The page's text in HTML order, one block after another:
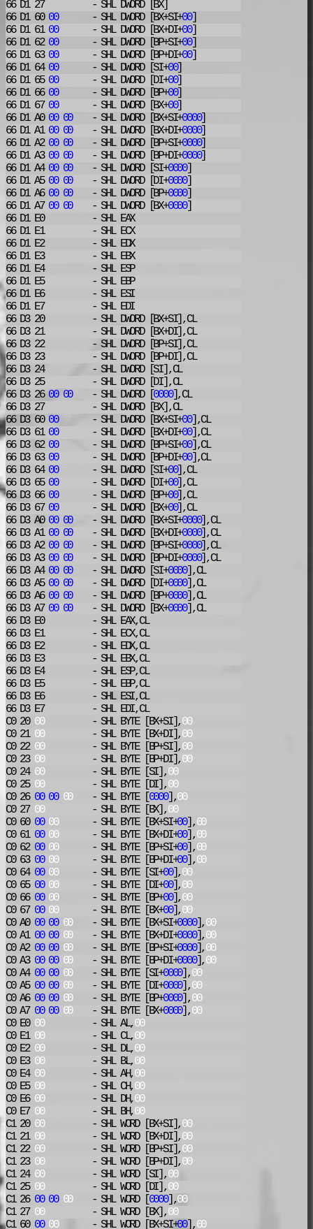
66 D1 27
- SHLDWORD [BX]
66 D1 60 00 - SHLDWORD [BX+SI+00]
66 D1 61 00 - SHLDWORD [BX+DI+00]
66 D1 62 00 - SHLDWORD [BP+SI+00]
66 D1 63 00 - SHLDWORD [BP+DI+00]
66 D1 64 00 - SHLDWORD [SI+00]
66 D1 65 00 - SHLDWORD [DI+00]
66 D1 66 00 - SHLDWORD [BP+00]
66 D1 67 00 - SHLDWORD [BX+00]
66 D1 A0 00 00 - SHLDWORD [BX+SI+0000]
66 D1 A1 00 00 - SHLDWORD [BX+DI+0000]
66 D1 A2 00 00 - SHLDWORD [BP+SI+0000]
66 D1 A3 00 00 - SHLDWORD [BP+DI+0000]
66 D1 A4 00 00 - SHLDWORD [SI+0000]
66 D1 A5 00 00 - SHLDWORD [DI+0000]
66 D1 A6 00 00 - SHLDWORD [BP+0000]
66 D1 A7 00 00 - SHLDWORD [BX+0000]
66 D1 E0
- SHLEAX
66 D1 E1
- SHLECX
66 D1 E2
- SHLEDX
66 D1 E3
- SHLEBX
66 D1 E4
- SHLESP
66 D1 E5
- SHLEBP
66 D1 E6
- SHLESI
66 D1 E7
- SHLEDI
66 D3 20
- SHLDWORD [BX+SI],CL
66 D3 21
- SHLDWORD [BX+DI],CL
66 D3 22
- SHLDWORD [BP+SI],CL
66 D3 23
- SHLDWORD [BP+DI],CL
66 D3 24
- SHLDWORD [SI],CL
66 D3 25
- SHLDWORD [DI],CL
66 D3 26 00 00 - SHLDWORD [ 0000],CL
66 D3 27
- SHLDWORD [BX],CL
66 D3 60 00 - SHLDWORD [BX+SI+00],CL
66 D3 61 00 - SHLDWORD [BX+DI+00],CL
66 D3 62 00 - SHLDWORD [BP+SI+00],CL
66 D3 63 00 - SHLDWORD [BP+DI+00],CL
66 D3 64 00 - SHLDWORD [SI+00],CL
66 D3 65 00 - SHLDWORD [DI+00],CL
66 D3 66 00 - SHLDWORD [BP+00],CL
66 D3 67 00 - SHLDWORD [BX+00],CL
66 D3 A0 00 00 - SHLDWORD [BX+SI+0000],CL
66 D3 A1 00 00 - SHLDWORD [BX+DI+0000],CL
66 D3 A2 00 00 - SHLDWORD [BP+SI+0000],CL
66 D3 A3 00 00 - SHLDWORD [BP+DI+0000],CL
66 D3 A4 00 00 - SHLDWORD [SI+0000],CL
66 D3 A5 00 00 - SHLDWORD [DI+0000],CL
66 D3 A6 00 00 - SHLDWORD [BP+0000],CL
66 D3 A7 00 00 - SHLDWORD [BX+0000],CL
66 D3 E0
- SHLEAX,CL
66 D3 E1
- SHLECX,CL
66 D3 E2
- SHLEDX,CL
66 D3 E3
- SHLEBX,CL
66 D3 E4
- SHLESP,CL
66 D3 E5
- SHLEBP,CL
66 D3 E6
- SHLESI,CL
66 D3 E7
- SHLEDI,CL
C0 20 00 - SHLBYTE [BX+SI],00
C0 21 00 - SHLBYTE [BX+DI],00
C0 22 00 - SHLBYTE [BP+SI],00
C0 23 00 - SHLBYTE [BP+DI],00
C0 24 00 - SHLBYTE [SI],00
C0 25 00 - SHLBYTE [DI],00
C0 26 00 00 00 - SHLBYTE [ 0000],00
C0 27 00 - SHLBYTE [BX],00
C0 60 00 00 - SHLBYTE [BX+SI+00],00
C0 61 00 00 - SHLBYTE [BX+DI+00],00
C0 62 00 00 - SHLBYTE [BP+SI+00],00
C0 63 00 00 - SHLBYTE [BP+DI+00],00
C0 64 00 00 - SHLBYTE [SI+00],00
C0 65 00 00 - SHLBYTE [DI+00],00
C0 66 00 00 - SHLBYTE [BP+00],00
C0 67 00 00 - SHLBYTE [BX+00],00
C0 A0 00 00 00 - SHLBYTE [BX+SI+0000],00
C0 A1 00 00 00 - SHLBYTE [BX+DI+0000],00
C0 A2 00 00 00 - SHLBYTE [BP+SI+0000],00
C0 A3 00 00 00 - SHLBYTE [BP+DI+0000],00
C0 A4 00 00 00 - SHLBYTE [SI+0000],00
C0 A5 00 00 00 - SHLBYTE [DI+0000],00
C0 A6 00 00 00 - SHLBYTE [BP+0000],00
C0 A7 00 00 00 - SHLBYTE [BX+0000],00
C0 E0 00 - SHLAL,00
C0 E1 00 - SHLCL,00
C0 E2 00 - SHLDL,00
C0 E3 00 - SHLBL,00
C0 E4 00 - SHLAH,00
C0 E5 00 - SHLCH,00
C0 E6 00 - SHLDH,00
C0 E7 00 - SHLBH,00
C1 20 00 - SHLWORD [BX+SI],00
C1 21 00 - SHLWORD [BX+DI],00
C1 22 00 - SHLWORD [BP+SI],00
C1 23 00 - SHLWORD [BP+DI],00
C1 24 00 - SHLWORD [SI],00
C1 25 00 - SHLWORD [DI],00
C1 26 00 00 00 - SHLWORD [ 0000],00
C1 27 00 - SHLWORD [BX],00
C1 60 00 00 - SHLWORD [BX+SI+00],00